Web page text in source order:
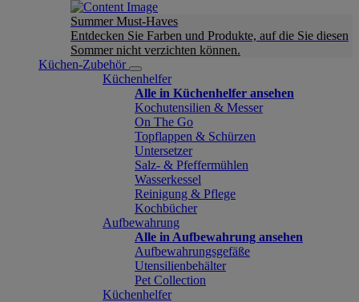
Summer Must-Haves
Entdecken Sie Farben und Produkte, auf die Sie diesen
Sommer nicht verzichten können.
Küchen-Zubehör
Küchenhelfer
Alle in Küchenhelfer ansehen
Kochutensilien & Messer
On The Go
Topflappen & Schürzen
Untersetzer
Salz- & Pfeffermühlen
Wasserkessel
Reinigung & Pflege
Kochbücher
Aufbewahrung
Alle in Aufbewahrung ansehen
Aufbewahrungsgefäße
Utensilienbehälter
Pet Collection
Küchenhelfer